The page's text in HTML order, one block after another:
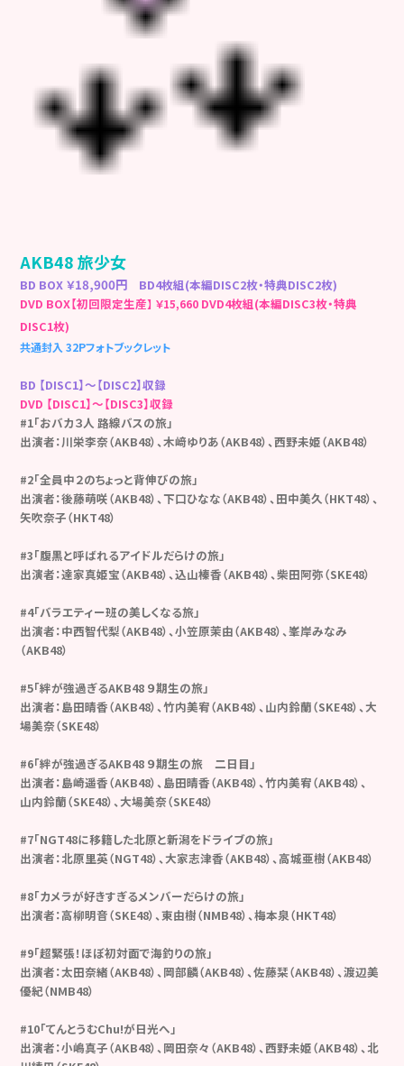
AKB48 旅少女
BD BOX ￥18,900円 BD4枚組(本編DISC2枚・特典DISC2枚)
DVD BOX【初回限定生産】 ￥15,660 DVD4枚組(本編DISC3枚・特典
DISC1枚)
共通封入 32Pフォトブックレット
BD 【DISC1】～【DISC2】収録
DVD 【DISC1】～【DISC3】収録
#1「おバカ３人 路線バスの旅」
出演者：川栄李奈（AKB48）、木﨑ゆりあ（AKB48）、西野未姫（AKB48）
#2「全員中２のちょっと背伸びの旅」
出演者：後藤萌咲（AKB48）、下口ひなな（AKB48）、田中美久（HKT48）、
矢吹奈子（HKT48）
#3「腹黒と呼ばれるアイドルだらけの旅」
出演者：達家真姫宝（AKB48）、込山榛香（AKB48）、柴田阿弥（SKE48）
#4「バラエティー班の美しくなる旅」
出演者：中西智代梨（AKB48）、小笠原茉由（AKB48）、峯岸みなみ
（AKB48）
#5「絆が強過ぎるAKB48 ９期生の旅」
出演者：島田晴香（AKB48）、竹内美宥（AKB48）、山内鈴蘭（SKE48）、大
場美奈（SKE48）
#6「絆が強過ぎるAKB48 ９期生の旅 二日目」
出演者：島崎遥香（AKB48）、島田晴香（AKB48）、竹内美宥（AKB48）、
山内鈴蘭（SKE48）、大場美奈（SKE48）
#7「NGT48に移籍した北原と新潟をドライブの旅」
出演者：北原里英（NGT48）、大家志津香（AKB48）、高城亜樹（AKB48）
#8「カメラが好きすぎるメンバーだらけの旅」
出演者：高柳明音（SKE48）、東由樹（NMB48）、梅本泉（HKT48）
#9「超緊張！ほぼ初対面で海釣りの旅」
出演者：太田奈緒（AKB48）、岡部麟（AKB48）、佐藤栞（AKB48）、渡辺美
優紀（NMB48）
#10「てんとうむChu!が日光へ」
出演者：小嶋真子（AKB48）、岡田奈々（AKB48）、西野未姫（AKB48）、北